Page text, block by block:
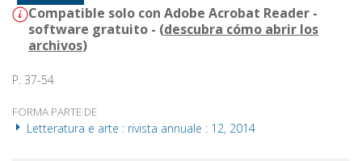
Compatible solo con Adobe Acrobat Reader -
software gratuito - (descubra cómo abrir los
archivos)
P. 37-54
FORMA PARTE DE
Letteratura e arte : rivista annuale : 12, 2014